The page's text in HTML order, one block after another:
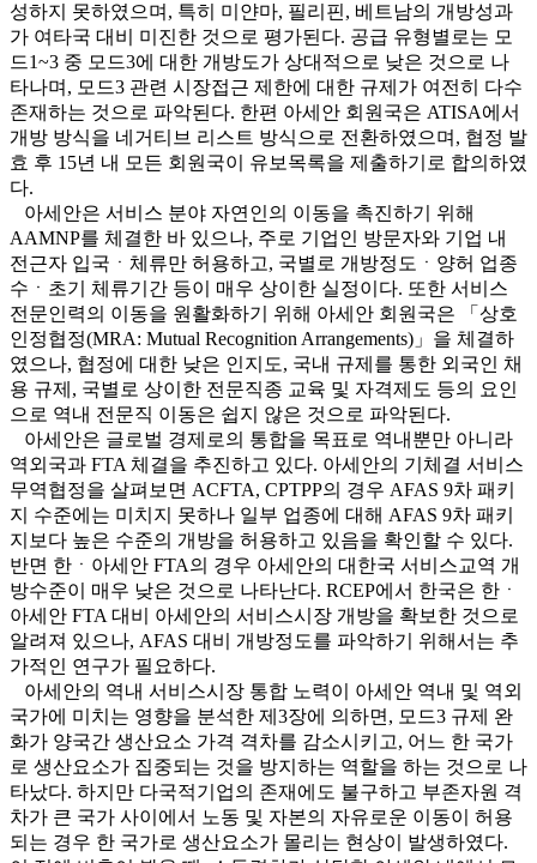
성하지 못하였으며, 특히 미얀마, 필리핀, 베트남의 개방성과
가 여타국 대비 미진한 것으로 평가된다. 공급 유형별로는 모
드1~3 중 모드3에 대한 개방도가 상대적으로 낮은 것으로 나
타나며, 모드3 관련 시장접근 제한에 대한 규제가 여전히 다수
존재하는 것으로 파악된다. 한편 아세안 회원국은 ATISA에서
개방 방식을 네거티브 리스트 방식으로 전환하였으며, 협정 발
효 후 15년 내 모든 회원국이 유보목록을 제출하기로 합의하였
다.
아세안은 서비스 분야 자연인의 이동을 촉진하기 위해
AAMNP를 체결한 바 있으나, 주로 기업인 방문자와 기업 내
전근자 입국ㆍ체류만 허용하고, 국별로 개방정도ㆍ양허 업종
수ㆍ초기 체류기간 등이 매우 상이한 실정이다. 또한 서비스
전문인력의 이동을 원활화하기 위해 아세안 회원국은 「상호
인정협정(MRA: Mutual Recognition Arrangements)」을 체결하
였으나, 협정에 대한 낮은 인지도, 국내 규제를 통한 외국인 채
용 규제, 국별로 상이한 전문직종 교육 및 자격제도 등의 요인
으로 역내 전문직 이동은 쉽지 않은 것으로 파악된다.
아세안은 글로벌 경제로의 통합을 목표로 역내뿐만 아니라
역외국과 FTA 체결을 추진하고 있다. 아세안의 기체결 서비스
무역협정을 살펴보면 ACFTA, CPTPP의 경우 AFAS 9차 패키
지 수준에는 미치지 못하나 일부 업종에 대해 AFAS 9차 패키
지보다 높은 수준의 개방을 허용하고 있음을 확인할 수 있다.
반면 한ㆍ아세안 FTA의 경우 아세안의 대한국 서비스교역 개
방수준이 매우 낮은 것으로 나타난다. RCEP에서 한국은 한ㆍ
아세안 FTA 대비 아세안의 서비스시장 개방을 확보한 것으로
알려져 있으나, AFAS 대비 개방정도를 파악하기 위해서는 추
가적인 연구가 필요하다.
아세안의 역내 서비스시장 통합 노력이 아세안 역내 및 역외
국가에 미치는 영향을 분석한 제3장에 의하면, 모드3 규제 완
화가 양국간 생산요소 가격 격차를 감소시키고, 어느 한 국가
로 생산요소가 집중되는 것을 방지하는 역할을 하는 것으로 나
타났다. 하지만 다국적기업의 존재에도 불구하고 부존자원 격
차가 큰 국가 사이에서 노동 및 자본의 자유로운 이동이 허용
되는 경우 한 국가로 생산요소가 몰리는 현상이 발생하였다.